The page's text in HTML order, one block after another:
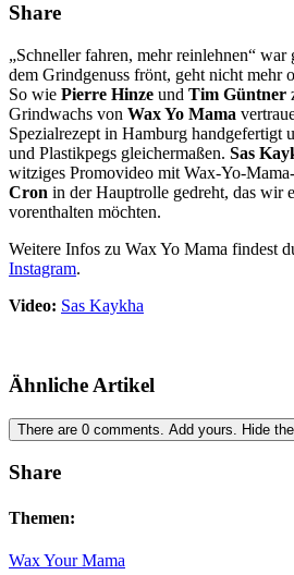
Share
„Schneller fahren, mehr reinlehnen“ war
dem Grindgenuss frönt, geht nicht mehr
So wie Pierre Hinze und Tim Güntner
Grindwachs von Wax Yo Mama
Spezialrezept in Hamburg handgefertigt
und Plastikpegs gleichermaßen. Sas
witziges Promovideo mit Wax-Yo-
Cron in der Hauptrolle gedreht, das wir
vorenthalten möchten.
Weitere Infos zu Wax Yo Mama findest
Instagram.
Video: Sas Kaykha
Ähnliche Artikel
There are 0 comments. Add yours. Hide
Share
Themen:
Wax Your Mama